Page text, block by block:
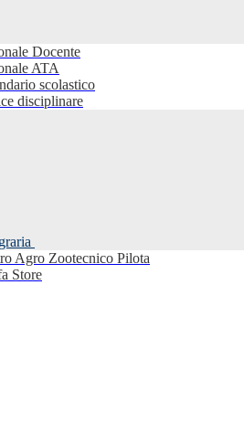
Docente
ATA
scolastico
disciplinare
Agro Zootecnico Pilota
Store